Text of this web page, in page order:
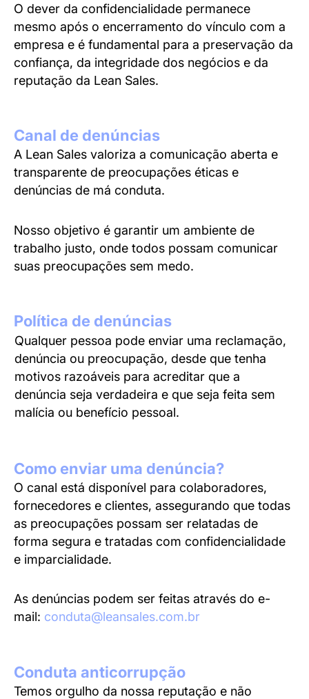
O dever da confidencialidade permanece
mesmo após o encerramento do vínculo com a
empresa e é fundamental para a preservação da
confiança, da integridade dos negócios e da
reputação da Lean Sales.
Canal de denúncias
A Lean Sales valoriza a comunicação aberta e
transparente de preocupações éticas e
denúncias de má conduta.
Nosso objetivo é garantir um ambiente de
trabalho justo, onde todos possam comunicar
suas preocupações sem medo.
Política de denúncias
Qualquer pessoa pode enviar uma reclamação,
denúncia ou preocupação, desde que tenha
motivos razoáveis para acreditar que a
denúncia seja verdadeira e que seja feita sem
malícia ou benefício pessoal.
Como enviar uma denúncia?
O canal está disponível para colaboradores,
fornecedores e clientes, assegurando que todas
as preocupações possam ser relatadas de
forma segura e tratadas com confidencialidade
e imparcialidade.
As denúncias podem ser feitas através do e-
mail: conduta@leansales.com.br
Conduta anticorrupção
Temos orgulho da nossa reputação e não